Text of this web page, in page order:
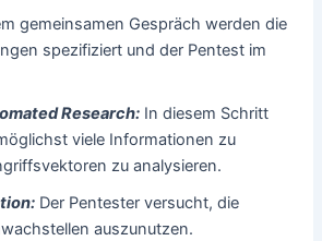
gemeinsamen Gespräch werden die
spezifiziert und der Pentest im
Research: In diesem Schritt
viele Informationen zu
zu analysieren.
Der Pentester versucht, die
auszunutzen.